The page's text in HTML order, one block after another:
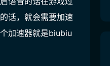
话，就会需要加速
加速器就是biubiu